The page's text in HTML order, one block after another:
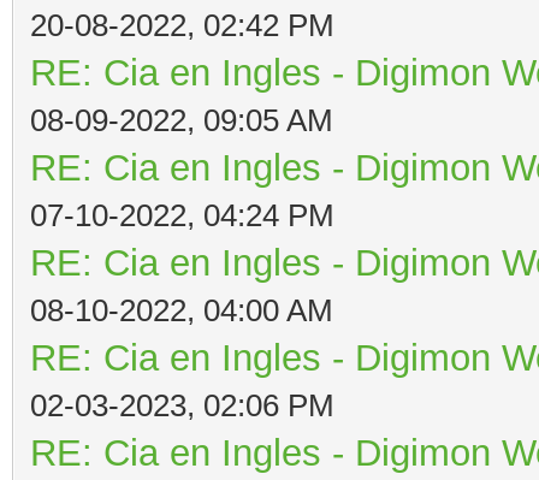
20-08-2022, 02:42 PM
RE: Cia en Ingles - Digimon
08-09-2022, 09:05 AM
RE: Cia en Ingles - Digimon
07-10-2022, 04:24 PM
RE: Cia en Ingles - Digimon
08-10-2022, 04:00 AM
RE: Cia en Ingles - Digimon
02-03-2023, 02:06 PM
RE: Cia en Ingles - Digimon